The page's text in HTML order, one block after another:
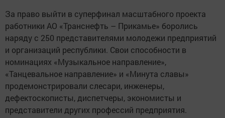
За право выйти в суперфинал масштабного проекта
работники АО «Транснефть – Прикамье» боролись
наряду с 250 представителями молодежи предприятий
и организаций республики. Свои способности в
номинациях «Музыкальное направление»,
«Танцевальное направление» и «Минута славы»
продемонстрировали слесари, инженеры,
дефектоскописты, диспетчеры, экономисты и
представители других профессий предприятия.